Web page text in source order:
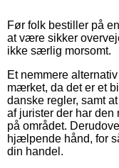
Før folk bestiller på
at være sikker
ikke særlig morsomt.
Et nemmere
mærket, da det er et
danske regler, samt
af jurister der har
på området.
hjælpende hånd, for
din handel.